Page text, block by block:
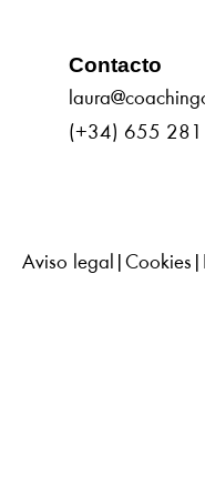
Contacto
(+34) 655 281
Aviso legal Cookies